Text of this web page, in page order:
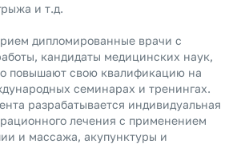
и т.д.
дипломированные врачи с
кандидаты медицинских наук,
повышают свою квалификацию на
семинарах и тренингах.
разрабатывается индивидуальная
лечения с применением
и массажа, акупунктуры и